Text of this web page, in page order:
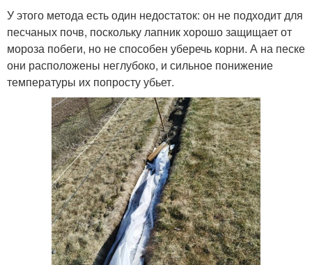
У этого метода есть один недостаток: он не подходит для
песчаных почв, поскольку лапник хорошо защищает от
мороза побеги, но не способен уберечь корни. А на песке
они расположены неглубоко, и сильное понижение
температуры их попросту убьет.